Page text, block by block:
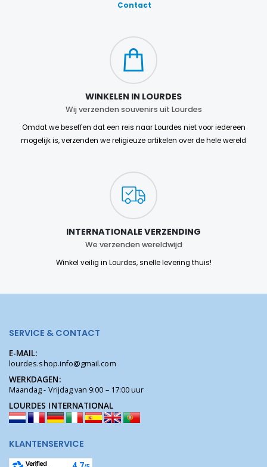
Contact
WINKELEN IN LOURDES
Wij verzenden souvenirs uit Lourdes
Omdat we beseffen dat een reis naar Lourdes niet voor iedereen
mogelijk is, verzenden we religieuze artikelen over de hele wereld
INTERNATIONALE VERZENDING
We verzenden wereldwijd
Winkel veilig in Lourdes, snelle levering thuis!
SERVICE & CONTACT
E-MAIL:
lourdes.shop.info@gmail.com
WERKDAGEN:
Maandag - Vrijdag van 9:00 – 17:00 uur
LOURDES INTERNATIONAL
KLANTENSERVICE